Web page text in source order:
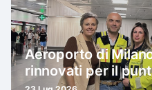
Aeroporto di
rinnovati per il